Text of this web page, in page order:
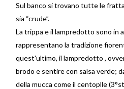
Sul banco si trovano tutte le
sia “crude”.
La trippa e il lampredotto sono in
rappresentano la tradizione
quest'ultimo, il lampredotto ,
brodo e sentire con salsa verde;
della mucca come il centoplle